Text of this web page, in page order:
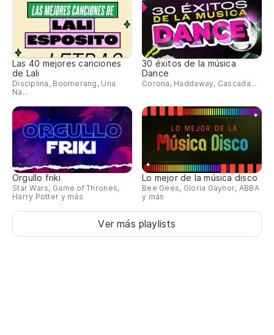
Las 40 mejores canciones
de Lali
Disciplina, Boomerang, Una
Na...
30 éxitos de la música
Dance
Corona, Haddaway, Cascada...
Orgullo friki
Star Wars, Game of Thrones,
Harry Potter y más
Lo mejor de la música disco
Bee Gees, Gloria Gaynor, ABBA
y más
Ver más playlists